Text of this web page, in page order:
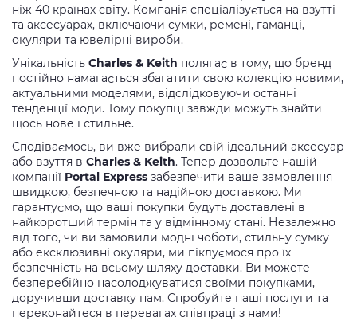
ніж 40 країнах світу. Компанія спеціалізується на взутті
та аксесуарах, включаючи сумки, ремені, гаманці,
окуляри та ювелірні вироби.
Унікальність Charles & Keith полягає в тому, що бренд
постійно намагається збагатити свою колекцію новими,
актуальними моделями, відслідковуючи останні
тенденції моди. Тому покупці завжди можуть знайти
щось нове і стильне.
Сподіваємось, ви вже вибрали свій ідеальний аксесуар
або взуття в Charles & Keith. Тепер дозвольте нашій
компанії Portal Express забезпечити ваше замовлення
швидкою, безпечною та надійною доставкою. Ми
гарантуємо, що ваші покупки будуть доставлені в
найкоротший термін та у відмінному стані. Незалежно
від того, чи ви замовили модні чоботи, стильну сумку
або ексклюзивні окуляри, ми піклуємося про їх
безпечність на всьому шляху доставки. Ви можете
безперебійно насолоджуватися своїми покупками,
доручивши доставку нам. Спробуйте наші послуги та
переконайтеся в перевагах співпраці з нами!